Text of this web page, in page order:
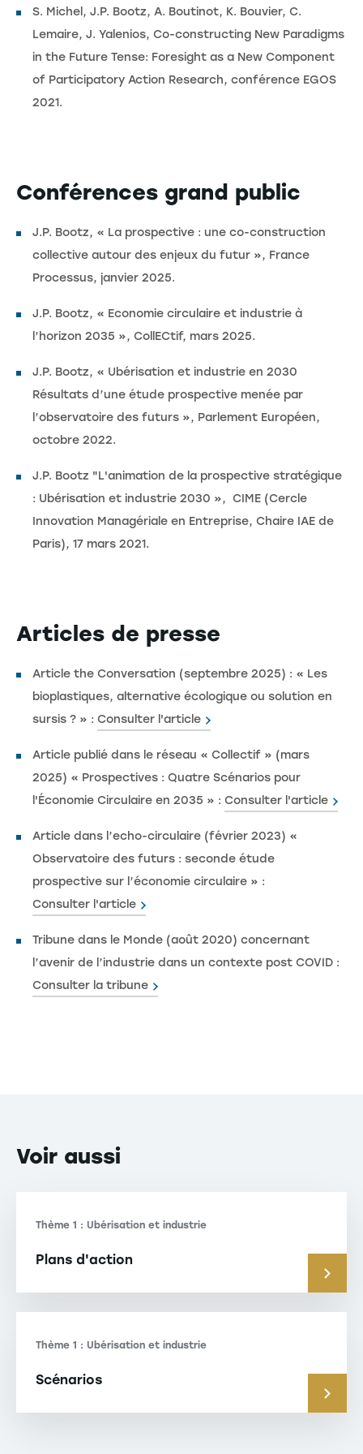
S. Michel, J.P. Bootz, A. Boutinot, K. Bouvier, C.
Lemaire, J. Yalenios, Co-constructing New Paradigms
in the Future Tense: Foresight as a New Component
of Participatory Action Research, conférence EGOS
2021.
Conférences grand public
J.P. Bootz, « La prospective : une co-construction
collective autour des enjeux du futur », France
Processus, janvier 2025.
J.P. Bootz, « Economie circulaire et industrie à
l’horizon 2035 », CollECtif, mars 2025.
J.P. Bootz, « Ubérisation et industrie en 2030
Résultats d’une étude prospective menée par
l’observatoire des futurs », Parlement Européen,
octobre 2022.
J.P. Bootz "L'animation de la prospective stratégique
: Ubérisation et industrie 2030 », CIME (Cercle
Innovation Managériale en Entreprise, Chaire IAE de
Paris), 17 mars 2021.
Articles de presse
Article the Conversation (septembre 2025) : « Les
bioplastiques, alternative écologique ou solution en
sursis ? » : Consulter l'article
Article publié dans le réseau « Collectif » (mars
2025) « Prospectives : Quatre Scénarios pour
l'Économie Circulaire en 2035 » : Consulter l'article
Article dans l’echo-circulaire (février 2023) «
Observatoire des futurs : seconde étude
prospective sur l’économie circulaire » :
Consulter l'article
Tribune dans le Monde (août 2020) concernant
l’avenir de l’industrie dans un contexte post COVID :
Consulter la tribune
Voir aussi
Thème 1 : Ubérisation et industrie
Plans d'action
Thème 1 : Ubérisation et industrie
Scénarios